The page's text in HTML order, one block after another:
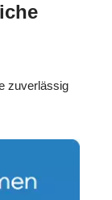
zuverlässig